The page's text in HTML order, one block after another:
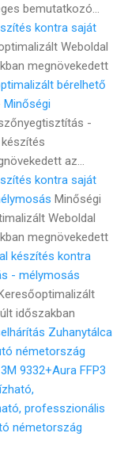
bemutatkozó...
kontra saját
Weboldal
megnövekedett
bérelhető
-
az...
kontra saját
Minőségi
Weboldal
megnövekedett
készítés kontra
- mélymosás
időszakban
Zuhanytálca
németország
3M 9332+Aura FFP3
professzionális
németország